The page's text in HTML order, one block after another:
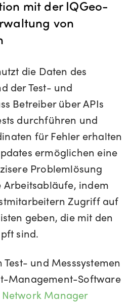
mit der IQGeo-
von
die Daten des
der Test- und
Betreiber über APIs
durchführen und
für Fehler erhalten
ermöglichen eine
Problemlösung
Arbeitsabläufe, indem
Zugriff auf
geben, die mit den
sind.
und Messsystemen
Management-Software
Network Manager